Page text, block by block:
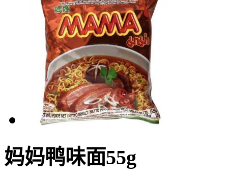
妈妈鸭味面55g